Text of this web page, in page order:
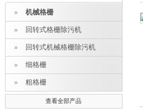
机械格栅
回转式格栅除污机
回转式机械格栅除污机
细格栅
粗格栅
查看全部产品